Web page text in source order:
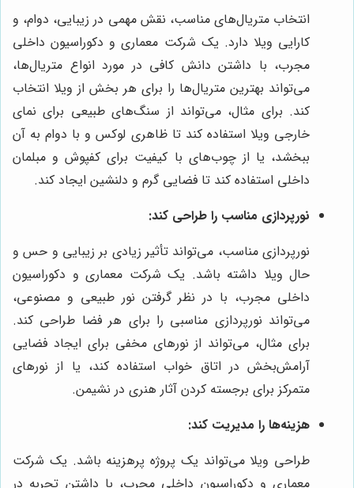
انتخاب متریال‌های مناسب، نقش مهمی در زیبایی، دوام، و
کارایی ویلا دارد. یک شرکت معماری و دکوراسیون داخلی
مجرب، با داشتن دانش کافی در مورد انواع متریال‌ها،
می‌تواند بهترین متریال‌ها را برای هر بخش از ویلا انتخاب
کند. برای مثال، می‌تواند از سنگ‌های طبیعی برای نمای
خارجی ویلا استفاده کند تا ظاهری لوکس و با دوام به آن
ببخشد، یا از چوب‌های با کیفیت برای کفپوش و مبلمان
داخلی استفاده کند تا فضایی گرم و دلنشین ایجاد کند.
نورپردازی مناسب را طراحی کند:
نورپردازی مناسب، می‌تواند تأثیر زیادی بر زیبایی و حس و
حال ویلا داشته باشد. یک شرکت معماری و دکوراسیون
داخلی مجرب، با در نظر گرفتن نور طبیعی و مصنوعی،
می‌تواند نورپردازی مناسبی را برای هر فضا طراحی کند.
برای مثال، می‌تواند از نورهای مخفی برای ایجاد فضایی
آرامش‌بخش در اتاق خواب استفاده کند، یا از نورهای
متمرکز برای برجسته کردن آثار هنری در نشیمن.
هزینه‌ها را مدیریت کند:
طراحی ویلا می‌تواند یک پروژه پرهزینه باشد. یک شرکت
معماری و دکوراسیون داخلی مجرب، با داشتن تجربه در